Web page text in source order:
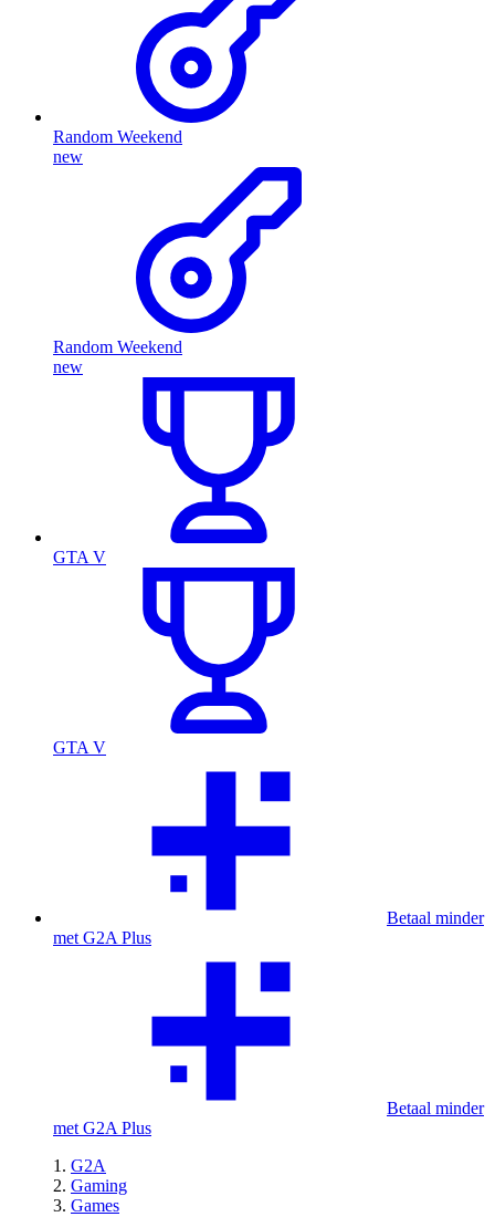
Random Weekend
new
Random Weekend
new
GTA V
GTA V
Betaal minder
met G2A Plus
Betaal minder
met G2A Plus
G2A
Gaming
Games